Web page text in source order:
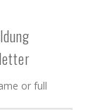
or full